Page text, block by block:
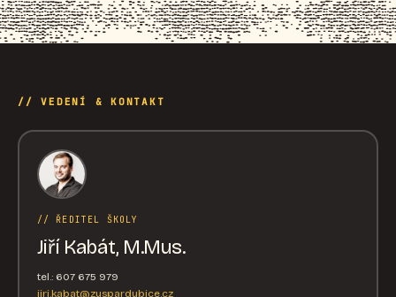
// VEDENÍ & KONTAKT
// ŘEDITEL ŠKOLY
Jiří Kabát, M.Mus.
tel.: 607 675 979
jiri.kabat@zuspardubice.cz